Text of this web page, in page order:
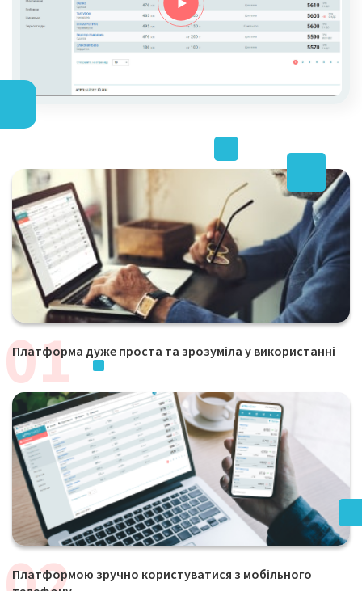
Платформа дуже проста та зрозуміла у використанні
Платформою зручно користуватися з мобільного